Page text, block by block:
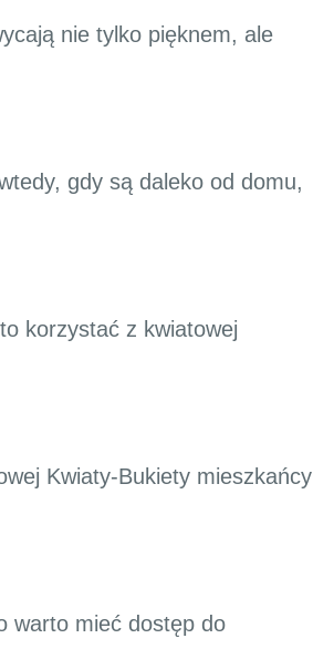
nie tylko pięknem, ale
gdy są daleko od domu,
korzystać z kwiatowej
Kwiaty-Bukiety mieszkańcy
warto mieć dostęp do